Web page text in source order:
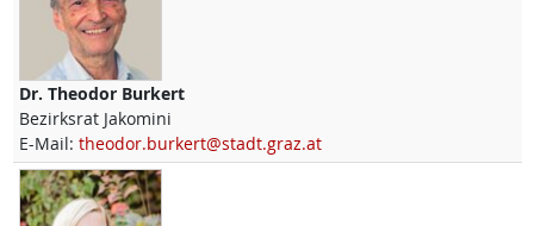
Dr. Theodor Burkert
Bezirksrat Jakomini
E-Mail: theodor.burkert@stadt.graz.at